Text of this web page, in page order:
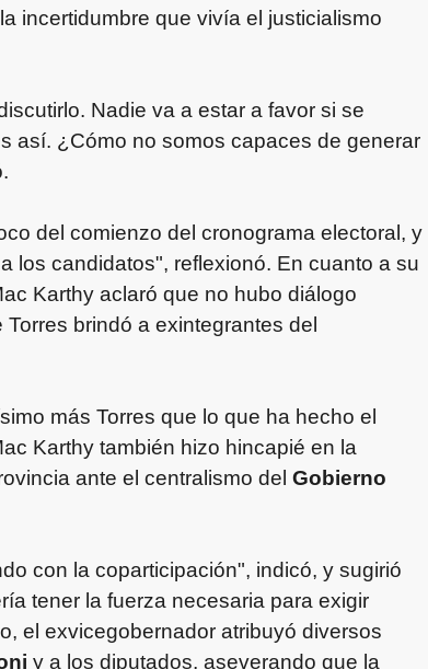
incertidumbre que vivía el justicialismo
Nadie va a estar a favor si se
así. ¿Cómo no somos capaces de generar
del comienzo del cronograma electoral, y
los candidatos", reflexionó. En cuanto a su
Karthy aclaró que no hubo diálogo
brindó a exintegrantes del
más Torres que lo que ha hecho el
Karthy también hizo hincapié en la
ante el centralismo del Gobierno
con la coparticipación", indicó, y sugirió
tener la fuerza necesaria para exigir
el exvicegobernador atribuyó diversos
y a los diputados, aseverando que la